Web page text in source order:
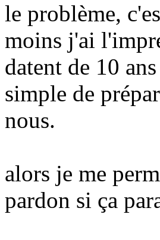
le problème,
moins j'ai
datent de 10
simple de
nous.
alors je me
pardon si ça